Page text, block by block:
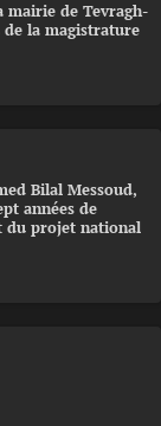
mairie de Tevragh-
de la magistrature
Bilal Messoud,
années de
du projet national